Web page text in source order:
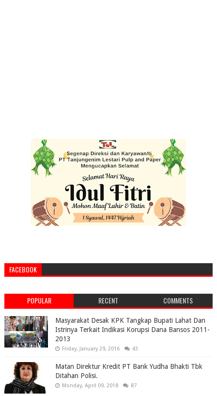
FACEBOOK
POPULAR RECENT COMMENTS
Masyarakat Desak KPK Tangkap Bupati Lahat Dan
Istrinya Terkait Indikasi Korupsi Dana Bansos 2011-
2013
Friday, January 29, 2016 43
Matan Direktur Kredit PT Bank Yudha Bhakti Tbk
Ditahan Polisi.
Monday, April 09, 2018 87